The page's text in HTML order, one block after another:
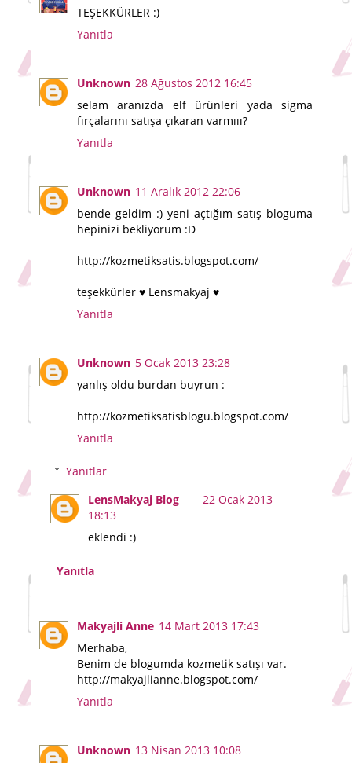
TEŞEKKÜRLER :)
Yanıtla
Unknown 28 Ağustos 2012 16:45
selam aranızda elf ürünleri yada sigma
fırçalarını satışa çıkaran varmııı?
Yanıtla
Unknown 11 Aralık 2012 22:06
bende geldim :) yeni açtığım satış bloguma
hepinizi bekliyorum :D
http://kozmetiksatis.blogspot.com/
teşekkürler ♥ Lensmakyaj ♥
Yanıtla
Unknown 5 Ocak 2013 23:28
yanlış oldu burdan buyrun :
http://kozmetiksatisblogu.blogspot.com/
Yanıtla
Yanıtlar
LensMakyaj Blog
22 Ocak 2013
18:13
eklendi :)
Yanıtla
Makyajli Anne 14 Mart 2013 17:43
Merhaba,
Benim de blogumda kozmetik satışı var.
http://makyajlianne.blogspot.com/
Yanıtla
Unknown 13 Nisan 2013 10:08